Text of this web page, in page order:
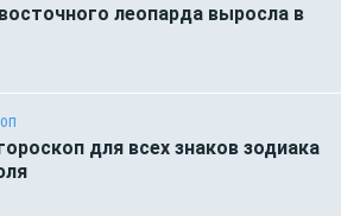
леопарда выросла в
для всех знаков зодиака